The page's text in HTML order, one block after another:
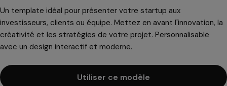
Un template idéal pour présenter votre startup aux
investisseurs, clients ou équipe. Mettez en avant l'innovation, la
créativité et les stratégies de votre projet. Personnalisable
avec un design interactif et moderne.
Utiliser ce modèle